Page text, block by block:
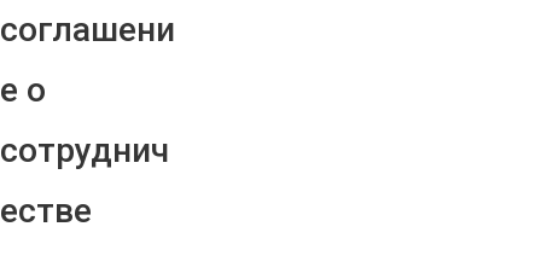
соглашени
е о
сотруднич
естве